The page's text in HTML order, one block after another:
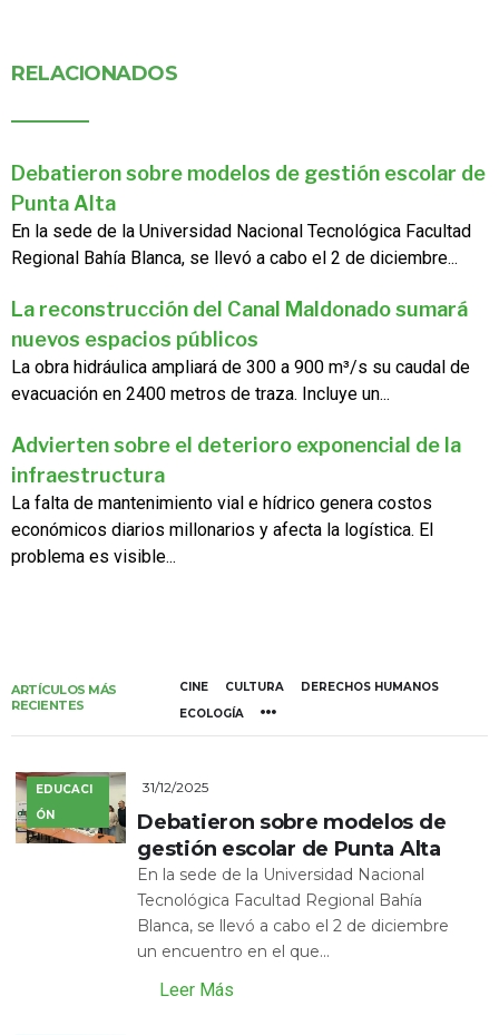
RELACIONADOS
Debatieron sobre modelos de gestión escolar de
Punta Alta
En la sede de la Universidad Nacional Tecnológica Facultad
Regional Bahía Blanca, se llevó a cabo el 2 de diciembre...
La reconstrucción del Canal Maldonado sumará
nuevos espacios públicos
La obra hidráulica ampliará de 300 a 900 m³/s su caudal de
evacuación en 2400 metros de traza. Incluye un...
Advierten sobre el deterioro exponencial de la
infraestructura
La falta de mantenimiento vial e hídrico genera costos
económicos diarios millonarios y afecta la logística. El
problema es visible...
ARTÍCULOS MÁS
RECIENTES
CINE CULTURA
DERECHOS HUMANOS
ECOLOGÍA
EDUCACI
ÓN
31/12/2025
Debatieron sobre modelos de
gestión escolar de Punta Alta
En la sede de la Universidad Nacional
Tecnológica Facultad Regional Bahía
Blanca, se llevó a cabo el 2 de diciembre
un encuentro en el que...
Leer Más